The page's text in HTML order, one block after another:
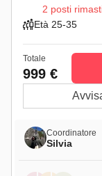
2 posti
Età 25-35
Totale
999 €
Coordinatore
Silvia